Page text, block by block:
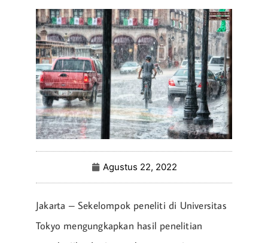
Agustus 22, 2022
Jakarta – Sekelompok peneliti di Universitas
Tokyo mengungkapkan hasil penelitian